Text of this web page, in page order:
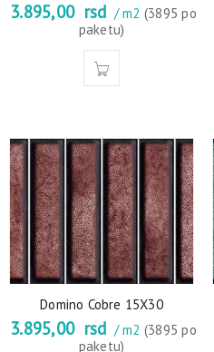
3.895,00 rsd / m2 (3895 po
paketu)
Domino Cobre 15X30
3.895,00 rsd / m2 (3895 po
paketu)